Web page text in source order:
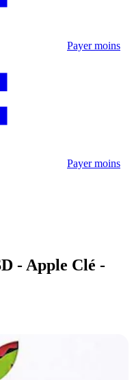
Payer moins
Payer moins
- Apple Clé -